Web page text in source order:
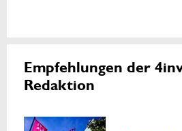
Empfehlungen der
Redaktion